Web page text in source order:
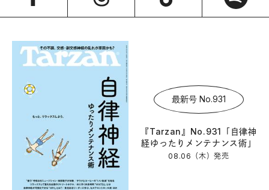
最新号 No.931
『Tarzan』No.931「自律神
経ゆったりメンテナンス術」
08.06（木）発売